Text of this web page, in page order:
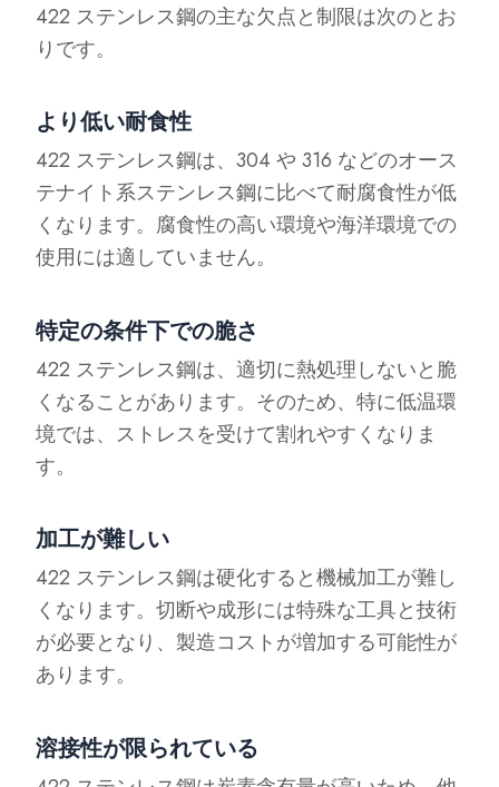
422 ステンレス鋼の主な欠点と制限は次のとお
りです。
より低い耐食性
422 ステンレス鋼は、304 や 316 などのオース
テナイト系ステンレス鋼に比べて耐腐食性が低
くなります。腐食性の高い環境や海洋環境での
使用には適していません。
特定の条件下での脆さ
422 ステンレス鋼は、適切に熱処理しないと脆
くなることがあります。そのため、特に低温環
境では、ストレスを受けて割れやすくなりま
す。
加工が難しい
422 ステンレス鋼は硬化すると機械加工が難し
くなります。切断や成形には特殊な工具と技術
が必要となり、製造コストが増加する可能性が
あります。
溶接性が限られている